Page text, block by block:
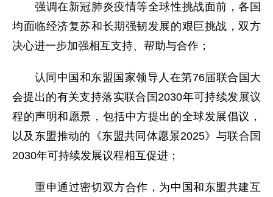
强调在新冠肺炎疫情等全球性挑战面前，各国
均面临经济复苏和长期强韧发展的艰巨挑战，双方
决心进一步加强相互支持、帮助与合作；
认同中国和东盟国家领导人在第76届联合国大
会提出的有关支持落实联合国2030年可持续发展议
程的声明和愿景，包括中方提出的全球发展倡议，
以及东盟推动的《东盟共同体愿景2025》与联合国
2030年可持续发展议程相互促进；
重申通过密切双方合作，为中国和东盟共建互